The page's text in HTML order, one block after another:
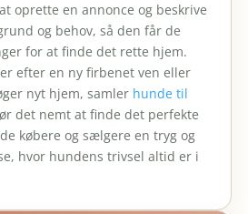
oprette en annonce og beskrive
og behov, så den får de
for at finde det rette hjem.
efter en ny firbenet ven eller
nyt hjem, samler hunde til
det nemt at finde det perfekte
købere og sælgere en tryg og
hvor hundens trivsel altid er i